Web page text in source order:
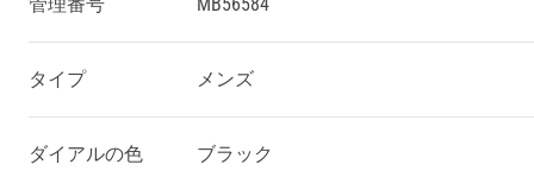
タイプ メンズ
ダイアルの色 ブラック